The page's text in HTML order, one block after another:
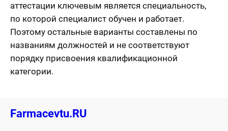
аттестации ключевым является специальность,
по которой специалист обучен и работает.
Поэтому остальные варианты составлены по
названиям должностей и не соответствуют
порядку присвоения квалификационной
категории.
Farmacevtu.RU